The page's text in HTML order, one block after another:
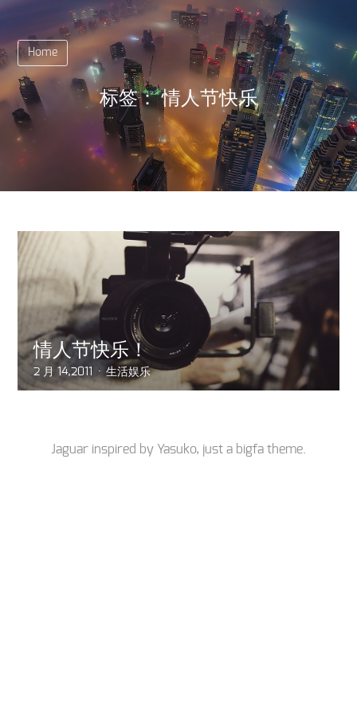
Home
标签：情人节快乐
情人节快乐！
2 月 14,2011 生活娱乐
Jaguar inspired by Yasuko, just a bigfa theme.